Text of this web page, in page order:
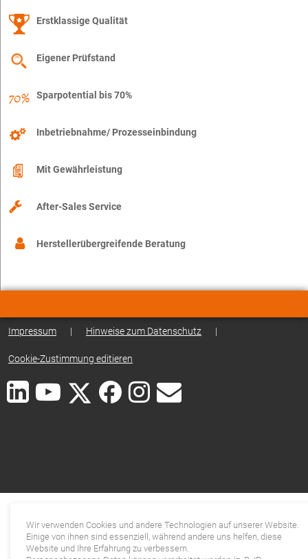
Erstklassige Qualität
Eigener Prüfstand
Sparpotential bis 70%
Inbetriebnahme/ Prozesseinbindung
Mit Gewährleistung
After-Sales Service
Herstellerübergreifende Beratung
Impressum | Hinweise zum Datenschutz |
Cookie-Zustimmung editieren
Wir verwenden Cookies und andere Technologien auf unserer Website.
Einige von ihnen sind essenziell, während andere uns helfen, diese
Website und Ihre Erfahrung zu verbessern.